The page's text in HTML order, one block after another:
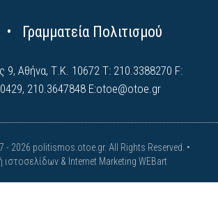
Γραμματεία Πολιτισμού
9, Αθήνα, Τ.Κ. 10672 Τ: 210.3388270 F:
210.3647848 E:otoe@otoe.gr
- 2026 politismos.otoe.gr. All Rights Reserved. •
ιστοσελίδων & Internet Marketing WEBart